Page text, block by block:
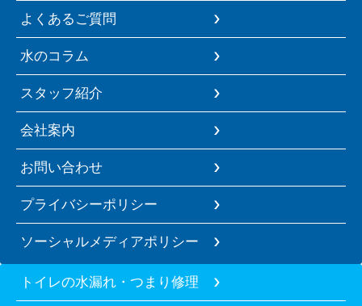
よくあるご質問
水のコラム
スタッフ紹介
会社案内
お問い合わせ
プライバシーポリシー
ソーシャルメディアポリシー
トイレの水漏れ・つまり修理